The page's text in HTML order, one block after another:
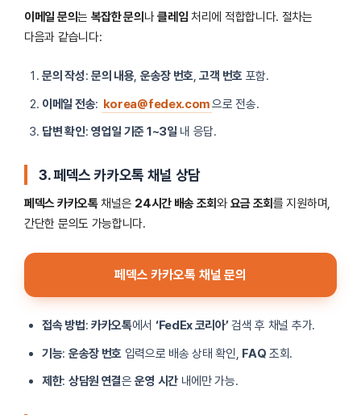
이메일 문의는 복잡한 문의 나클레임 처리에 적합합니다. 절차는
다음과 같습니다:
문의 작성: 문의 내용, 운송장 번호,고객 번호포함.
이메일 전송: korea@fedex.com으로 전송.
답변 확인: 영업일 기준 1~3일 내 응답.
3. 페덱스 카카오톡 채널 상담
페덱스 카카오톡채널은 24시간 배송 조회와 요금 조회를 지원하며,
간단한 문의도 가능합니다.
페덱스 카카오톡 채널 문의
접속 방법: 카카오톡에서 ‘FedEx 코리아’검색 후 채널 추가.
기능: 운송장 번호 입력으로 배송 상태 확인, FAQ 조회.
제한: 상담원 연결은운영 시간내에만 가능.